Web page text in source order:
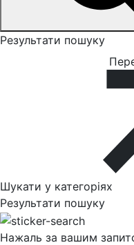
Результати пошуку
Шукати у категоріях
Результати пошуку
Нажаль за вашим